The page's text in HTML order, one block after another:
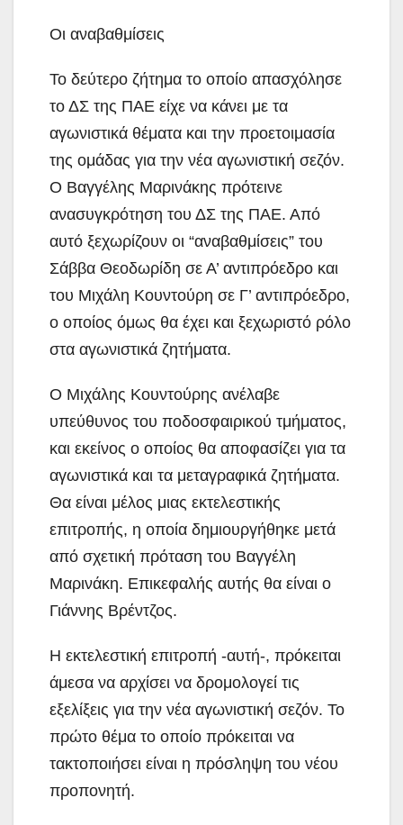
Οι αναβαθμίσεις
Το δεύτερο ζήτημα το οποίο απασχόλησε
το ΔΣ της ΠΑΕ είχε να κάνει με τα
αγωνιστικά θέματα και την προετοιμασία
της ομάδας για την νέα αγωνιστική σεζόν.
Ο Βαγγέλης Μαρινάκης πρότεινε
ανασυγκρότηση του ΔΣ της ΠΑΕ. Από
αυτό ξεχωρίζουν οι “αναβαθμίσεις” του
Σάββα Θεοδωρίδη σε Α’ αντιπρόεδρο και
του Μιχάλη Κουντούρη σε Γ’ αντιπρόεδρο,
ο οποίος όμως θα έχει και ξεχωριστό ρόλο
στα αγωνιστικά ζητήματα.
Ο Μιχάλης Κουντούρης ανέλαβε
υπεύθυνος του ποδοσφαιρικού τμήματος,
και εκείνος ο οποίος θα αποφασίζει για τα
αγωνιστικά και τα μεταγραφικά ζητήματα.
Θα είναι μέλος μιας εκτελεστικής
επιτροπής, η οποία δημιουργήθηκε μετά
από σχετική πρόταση του Βαγγέλη
Μαρινάκη. Επικεφαλής αυτής θα είναι ο
Γιάννης Βρέντζος.
Η εκτελεστική επιτροπή -αυτή-, πρόκειται
άμεσα να αρχίσει να δρομολογεί τις
εξελίξεις για την νέα αγωνιστική σεζόν. Το
πρώτο θέμα το οποίο πρόκειται να
τακτοποιήσει είναι η πρόσληψη του νέου
προπονητή.